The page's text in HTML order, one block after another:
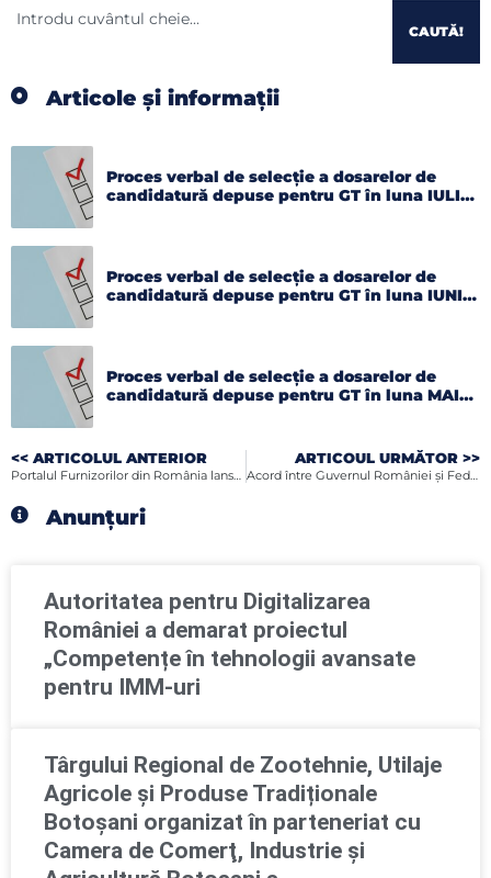
CAUTĂ!
Articole și informații
Proces verbal de selecție a dosarelor de
candidatură depuse pentru GT în luna IULIE
Proces verbal de selecție a dosarelor de
candidatură depuse pentru GT în luna IUNIE
Proces verbal de selecție a dosarelor de
candidatură depuse pentru GT în luna MAI
<< ARTICOLUL ANTERIOR
Portalul Furnizorilor din România lansat de Camera de Comerţ şi Industrie Româno-Germană
ARTICOUL URMĂTOR >>
Acord între Guvernul României şi Federaţia Patronatelor Societăţilor din Construcţii
Anunțuri
Autoritatea pentru Digitalizarea
României a demarat proiectul
„Competențe în tehnologii avansate
pentru IMM-uri
Târgului Regional de Zootehnie, Utilaje
Agricole și Produse Tradiționale
Botoșani organizat în parteneriat cu
Camera de Comerţ, Industrie şi